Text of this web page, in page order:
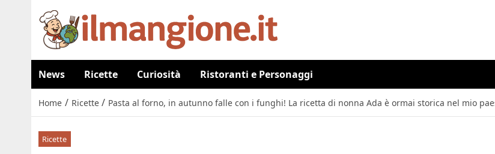
News Ricette Curiosità Ristoranti e Personaggi
Home / Ricette / Pasta al forno, in autunno falle con i funghi! La ricetta di nonna Ada è ormai storica nel mio
Ricette